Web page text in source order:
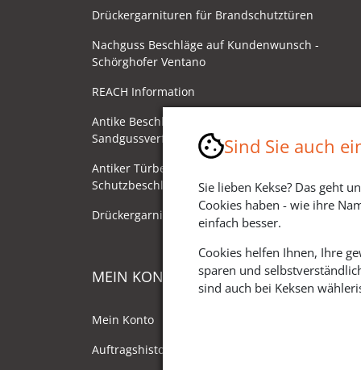
Drückergarnituren für Brandschutztüren
Nachguss Beschläge auf Kundenwunsch -
Schörghofer Ventano
REACH Information
Antike Beschläge - Herstellung im
Sandgussverfahren
Antiker Türbeschlag als
Schutzbeschlag/Sicherheitsbeschlag
Drückergarnituren mit Drehknauf
MEIN KONTO
Mein Konto
Auftragshistorie
Sind Sie auch
Sie lieben Kekse? Das geht
Cookies haben - wie ihre
einfach besser.
Cookies helfen Ihnen, Ihre
sparen und
sind auch bei Keksen